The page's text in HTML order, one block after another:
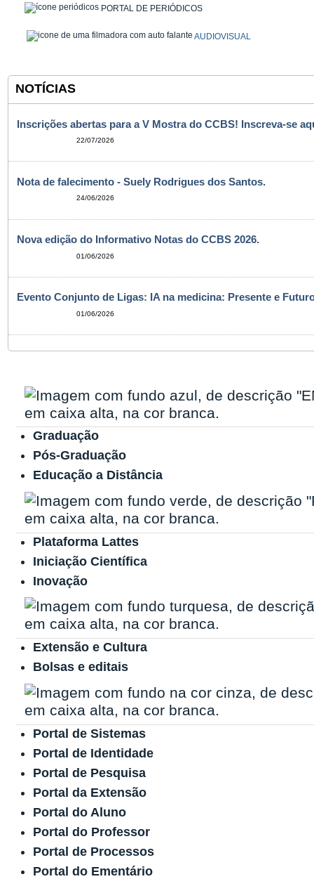
PORTAL DE PERIÓDICOS
AUDIOVISUAL
NOTÍCIAS
Inscrições abertas para a V Mostra do CCBS! Inscreva-se
22/07/2026
Nota de falecimento - Suely Rodrigues dos Santos.
24/06/2026
Nova edição do Informativo Notas do CCBS 2026.
01/06/2026
Evento Conjunto de Ligas: IA na medicina: Presente e
01/06/2026
Graduação
Pós-Graduação
Educação a Distância
Plataforma Lattes
Iniciação Científica
Inovação
Extensão e Cultura
Bolsas e editais
Portal de Sistemas
Portal de Identidade
Portal de Pesquisa
Portal da Extensão
Portal do Aluno
Portal do Professor
Portal de Processos
Portal do Ementário